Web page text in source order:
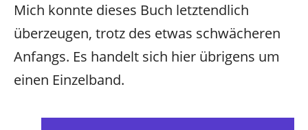
Mich konnte dieses Buch letztendlich
überzeugen, trotz des etwas schwächeren
Anfangs. Es handelt sich hier übrigens um
einen Einzelband.